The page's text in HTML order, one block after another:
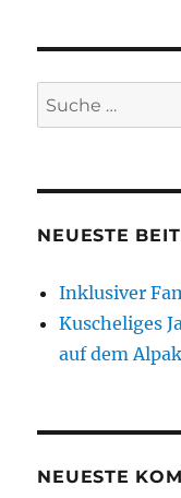
Suche
nach:
NEUESTE
Inklusiver
Kuscheliges
auf dem
NEUESTE